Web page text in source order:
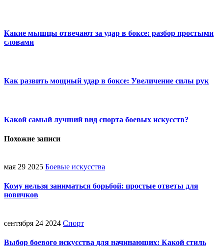
Какие мышцы отвечают за удар в боксе: разбор простыми
словами
Как развить мощный удар в боксе: Увеличение силы рук
Какой самый лучший вид спорта боевых искусств?
Похожие записи
мая 29 2025 Боевые искусства
Кому нельзя заниматься борьбой: простые ответы для
новичков
сентября 24 2024 Спорт
Выбор боевого искусства для начинающих: Какой стиль